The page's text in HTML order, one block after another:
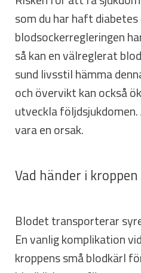
som du har haft diabetes
blodsockerregleringen
så kan en välreglerat
sund livsstil hämma
och övervikt kan också
utveckla
vara en orsak.
Vad händer i
Blodet transporterar
En vanlig komplikation
kroppens små blodkärl